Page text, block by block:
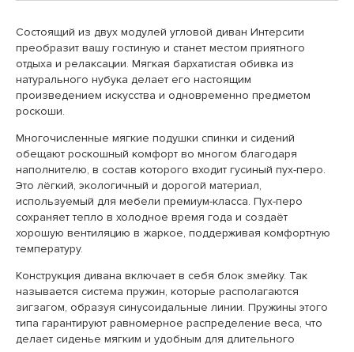
Состоящий из двух модулей угловой диван Интерсити
преобразит вашу гостиную и станет местом приятного
отдыха и релаксации. Мягкая бархатистая обивка из
натурального нубука делает его настоящим
произведением искусства и одновременно предметом
роскоши.
Многочисленные мягкие подушки спинки и сидений
обещают роскошный комфорт во многом благодаря
наполнителю, в состав которого входит гусиный пух-перо.
Это лёгкий, экологичный и дорогой материал,
используемый для мебели премиум-класса. Пух-перо
сохраняет тепло в холодное время года и создаёт
хорошую вентиляцию в жаркое, поддерживая комфортную
температуру.
Конструкция дивана включает в себя блок змейку. Так
называется система пружин, которые располагаются
зигзагом, образуя синусоидальные линии. Пружины этого
типа гарантируют равномерное распределение веса, что
делает сиденье мягким и удобным для длительного